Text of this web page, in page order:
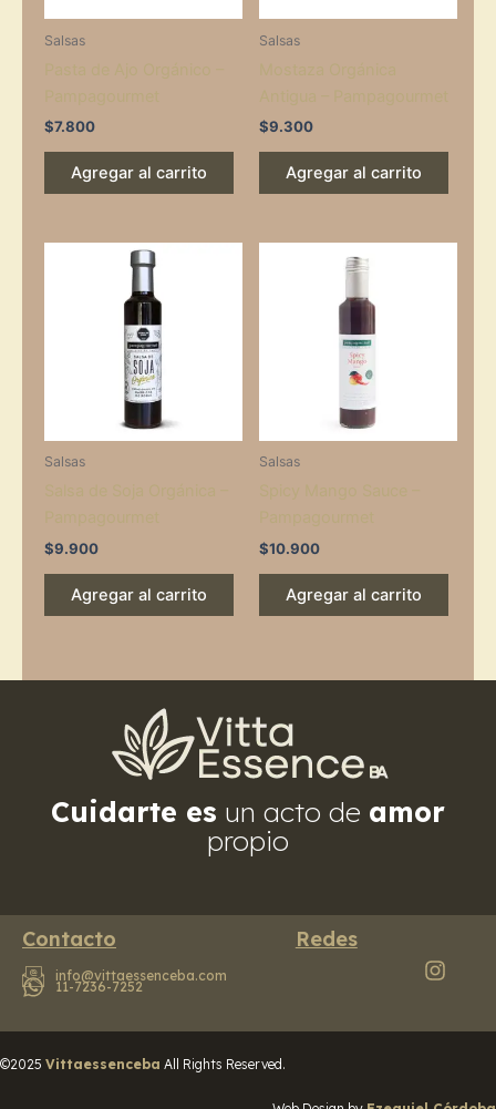
Salsas
$7.800
Agregar al carrito
Salsas
$9.300
Agregar al carrito
Salsas
$9.900
Agregar al carrito
Salsas
$10.900
Agregar al carrito
Cuidarte es un acto de amor
propio
Contacto
info@vittaessenceba.com
11-7236-7252
Redes
©2025 Vittaessenceba All Rights Reserved.